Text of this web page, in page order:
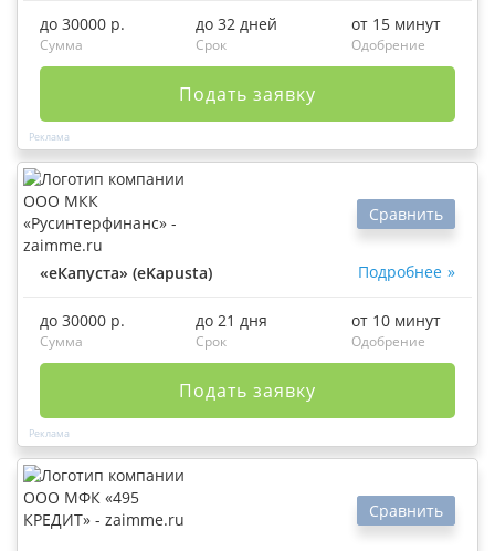
до 30000 р.
Сумма
до 32 дней
Срок
от 15 минут
Одобрение
Подать заявку
«еКапуста» (eKapusta) Подробнее
Сравнить
до 30000 р.
Сумма
до 21 дня
Срок
от 10 минут
Одобрение
Подать заявку
Сравнить